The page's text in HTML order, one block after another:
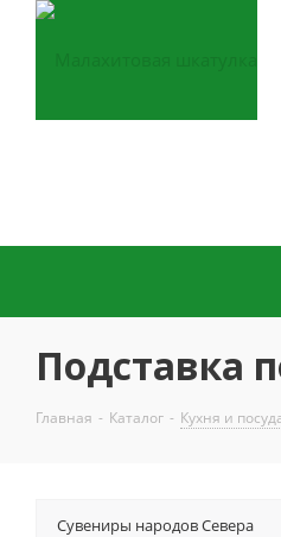
Подставка
Главная - Каталог - Кухня и
Сувениры народов Севера